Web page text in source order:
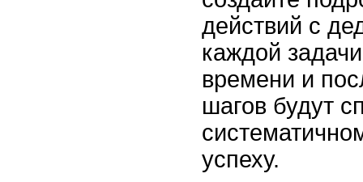
действий с
каждой
времени и
шагов будут
успеху.